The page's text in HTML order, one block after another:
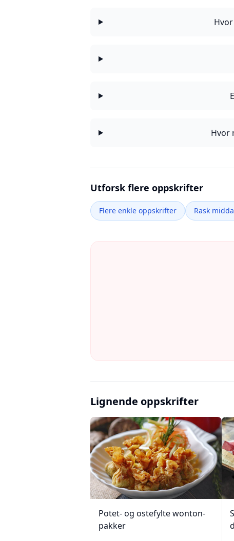
Hvor
Utforsk flere oppskrifter
Flere enkle oppskrifter Rask
Lignende oppskrifter
Potet- og ostefylte wonton-
pakker